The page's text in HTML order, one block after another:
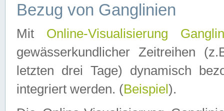
Bezug von Ganglinien
Mit Online-Visualisierung
gewässerkundlicher Zeitreihen
letzten drei Tage) dynamisch
integriert werden. (Beispiel ).